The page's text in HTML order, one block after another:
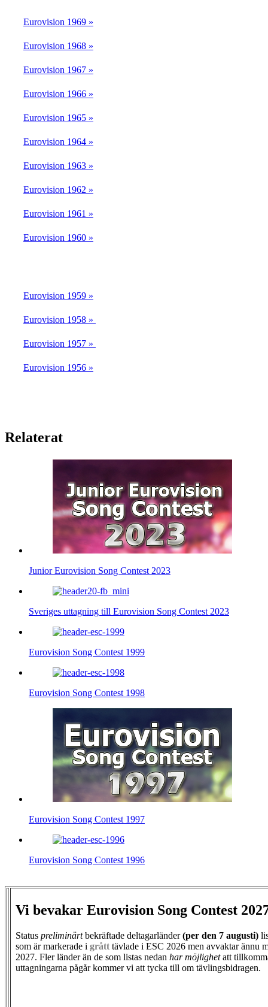
Eurovision 1969 »
Eurovision 1968 »
Eurovision 1967 »
Eurovision 1966 »
Eurovision 1965 »
Eurovision 1964 »
Eurovision 1963 »
Eurovision 1962 »
Eurovision 1961 »
Eurovision 1960 »
Eurovision 1959 »
Eurovision 1958 »
Eurovision 1957 »
Eurovision 1956 »
Relaterat
Junior Eurovision Song Contest 2023
Sveriges uttagning till Eurovision Song Contest 2023
Eurovision Song Contest 1999
Eurovision Song Contest 1998
Eurovision Song Contest 1997
Eurovision Song Contest 1996
Vi bevakar Eurovision Song Contest
Status preliminärtbekräftade deltagarländer(per den 7 augusti)
som är markerade i grått tävlade i ESC 2026 men avvaktar ännu
2027. Fler länder än de som listas nedan har möjlighetatt
uttagningarna pågår kommer vi att tycka till om tävlingsbidragen.